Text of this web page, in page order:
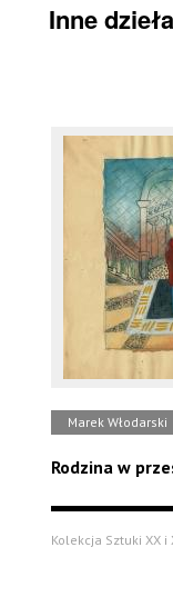
Inne
Marek Włodarski
Rodzina w
Kolekcja Sztuki XX i